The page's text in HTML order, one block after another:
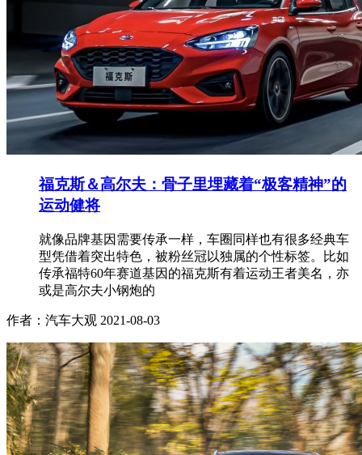
福克斯＆高尔夫：骨子里埋藏着“极客精神”的
运动健将
就像品牌基因需要传承一样，车圈同样也有很多经典车
型凭借着突出特色，被粉丝冠以独属的个性标签。比如
传承福特60年赛道基因的福克斯有着运动王者美名，亦
或是高尔夫小钢炮的
作者：汽车大观 2021-08-03